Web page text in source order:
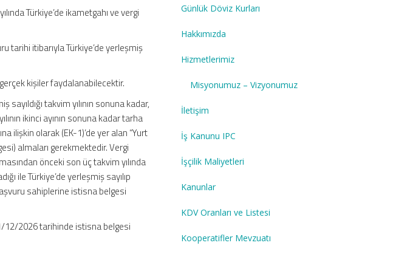
Türkiye’de ikametgahı ve vergi
tarihi itibarıyla Türkiye’de yerleşmiş
kişiler faydalanabilecektir.
takvim yılının sonuna kadar,
ikinci ayının sonuna kadar tarha
ilişkin olarak (EK-1)’de yer alan “Yurt
almaları gerekmektedir. Vergi
önceki son üç takvim yılında
ile Türkiye’de yerleşmiş sayılıp
sahiplerine istisna belgesi
12/2026 tarihinde istisna belgesi
Günlük Döviz Kurları
Hakkımızda
Hizmetlerimiz
Misyonumuz – Vizyonumuz
İletişim
İş Kanunu IPC
İşçilik Maliyetleri
Kanunlar
KDV Oranları ve Listesi
Kooperatifler Mevzuatı